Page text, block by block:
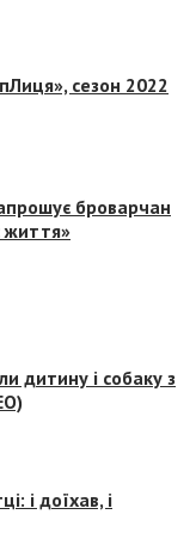
сезон 2022
броварчан
життя»
дитину і собаку з
і доїхав, і